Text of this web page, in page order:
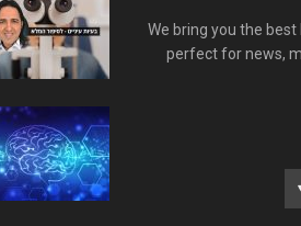
We bring you the
perfect for news,